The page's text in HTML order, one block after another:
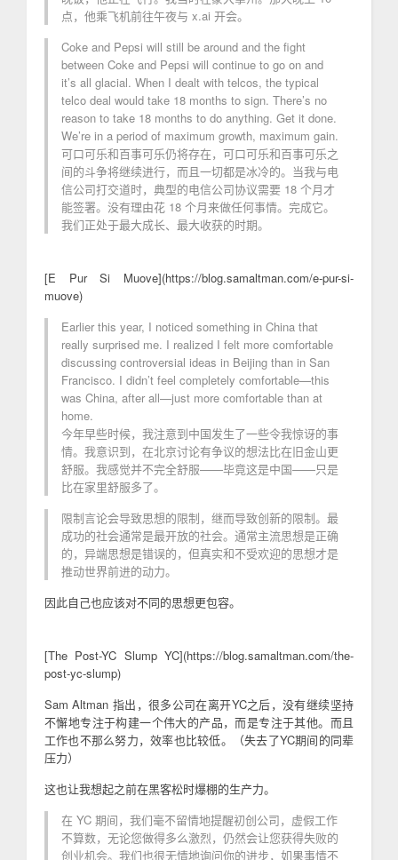
点，他乘飞机前往午夜与 x.ai 开会。
Coke and Pepsi will still be around and the fight
between Coke and Pepsi will continue to go on and
it’s all glacial. When I dealt with telcos, the typical
telco deal would take 18 months to sign. There’s no
reason to take 18 months to do anything. Get it done.
We’re in a period of maximum growth, maximum gain.
可口可乐和百事可乐仍将存在，可口可乐和百事可乐之
间的斗争将继续进行，而且一切都是冰冷的。当我与电
信公司打交道时，典型的电信公司协议需要 18 个月才
能签署。没有理由花 18 个月来做任何事情。完成它。
我们正处于最大成长、最大收获的时期。
[E Pur Si Muove](https://blog.samaltman.com/e-pur-si-
muove)
Earlier this year, I noticed something in China that
really surprised me. I realized I felt more comfortable
discussing controversial ideas in Beijing than in San
Francisco. I didn’t feel completely comfortable—this
was China, after all—just more comfortable than at
home.
今年早些时候，我注意到中国发生了一些令我惊讶的事
情。我意识到，在北京讨论有争议的想法比在旧金山更
舒服。我感觉并不完全舒服——毕竟这是中国——只是
比在家里舒服多了。
限制言论会导致思想的限制，继而导致创新的限制。最
成功的社会通常是最开放的社会。通常主流思想是正确
的，异端思想是错误的，但真实和不受欢迎的思想才是
推动世界前进的动力。
因此自己也应该对不同的思想更包容。
[The Post-YC Slump YC](https://blog.samaltman.com/the-
post-yc-slump)
Sam Altman 指出，很多公司在离开YC之后，没有继续坚持
不懈地专注于构建一个伟大的产品，而是专注于其他。而且
工作也不那么努力，效率也比较低。（失去了YC期间的同辈
压力）
这也让我想起之前在黑客松时爆棚的生产力。
在 YC 期间，我们毫不留情地提醒初创公司，虚假工作
不算数，无论您做得多么激烈，仍然会让您获得失败的
创业机会。我们也很无情地询问你的进步，如果事情不